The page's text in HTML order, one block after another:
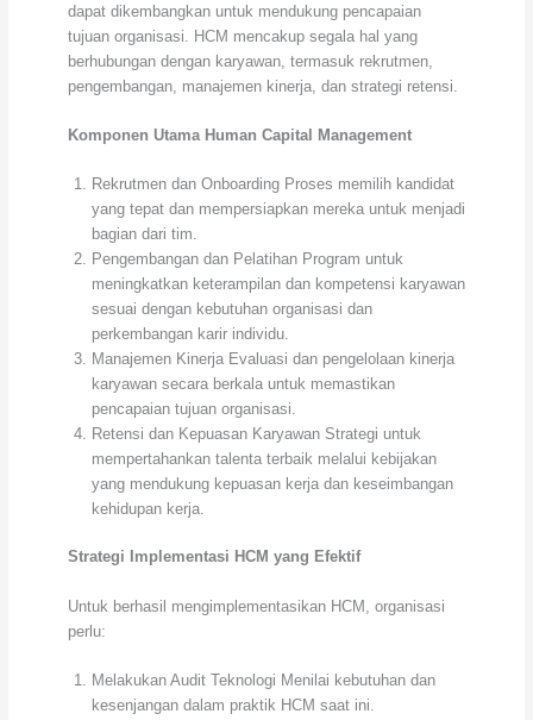
dapat dikembangkan untuk mendukung pencapaian
tujuan organisasi. HCM mencakup segala hal yang
berhubungan dengan karyawan, termasuk rekrutmen,
pengembangan, manajemen kinerja, dan strategi retensi.
Komponen Utama Human Capital Management
Rekrutmen dan Onboarding Proses memilih kandidat
yang tepat dan mempersiapkan mereka untuk menjadi
bagian dari tim.
Pengembangan dan Pelatihan Program untuk
meningkatkan keterampilan dan kompetensi karyawan
sesuai dengan kebutuhan organisasi dan
perkembangan karir individu.
Manajemen Kinerja Evaluasi dan pengelolaan kinerja
karyawan secara berkala untuk memastikan
pencapaian tujuan organisasi.
Retensi dan Kepuasan Karyawan Strategi untuk
mempertahankan talenta terbaik melalui kebijakan
yang mendukung kepuasan kerja dan keseimbangan
kehidupan kerja.
Strategi Implementasi HCM yang Efektif
Untuk berhasil mengimplementasikan HCM, organisasi
perlu:
Melakukan Audit Teknologi Menilai kebutuhan dan
kesenjangan dalam praktik HCM saat ini.